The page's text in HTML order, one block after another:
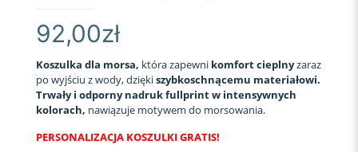
92,00zł
Koszulka dla morsa, która zapewni komfort cieplnyzaraz
po wyjściu z wody, dziękiszybkoschnącemu materiałowi.
Trwały i odporny nadruk fullprint w intensywnych
kolorach, nawiązuje motywem do morsowania.
PERSONALIZACJA KOSZULKI GRATIS!